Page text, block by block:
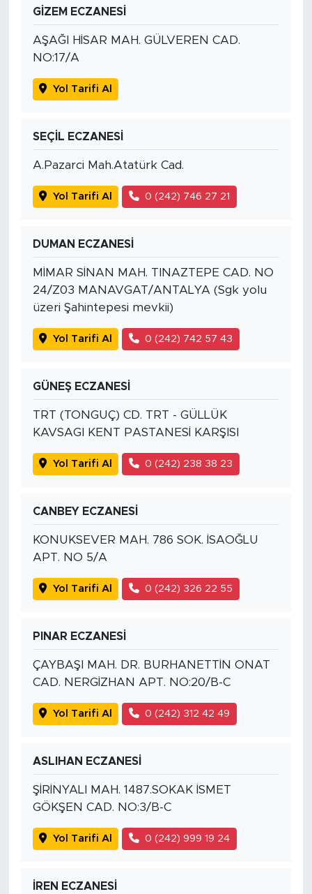
GİZEM ECZANESİ
AŞAĞI HİSAR MAH. GÜLVEREN CAD.
NO:17/A
Yol Tarifi Al
SEÇİL ECZANESİ
A.Pazarci Mah.Atatürk Cad.
Yol Tarifi Al 0 (242) 746 27 21
DUMAN ECZANESİ
MİMAR SİNAN MAH. TINAZTEPE CAD. NO
24/Z03 MANAVGAT/ANTALYA (Sgk yolu
üzeri Şahintepesi mevkii)
Yol Tarifi Al 0 (242) 742 57 43
GÜNEŞ ECZANESİ
TRT (TONGUÇ) CD. TRT - GÜLLÜK
KAVSAGI KENT PASTANESİ KARŞISI
Yol Tarifi Al 0 (242) 238 38 23
CANBEY ECZANESİ
KONUKSEVER MAH. 786 SOK. İSAOĞLU
APT. NO 5/A
Yol Tarifi Al 0 (242) 326 22 55
PINAR ECZANESİ
ÇAYBAŞI MAH. DR. BURHANETTİN ONAT
CAD. NERGİZHAN APT. NO:20/B-C
Yol Tarifi Al 0 (242) 312 42 49
ASLIHAN ECZANESİ
ŞİRİNYALI MAH. 1487.SOKAK İSMET
GÖKŞEN CAD. NO:3/B-C
Yol Tarifi Al 0 (242) 999 19 24
İREN ECZANESİ